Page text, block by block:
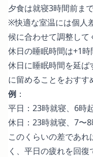
夕食は就寝3時間前ま
※快適な室温には個人
候に合わせて調整して
休日の睡眠時間は+1
休日に睡眠時間を延ば
に留めることをおすす
例 ：
平日：23時就寝、6時
休日：23時就寝、7〜8
このくらいの差であ
く、平日の疲れを回復